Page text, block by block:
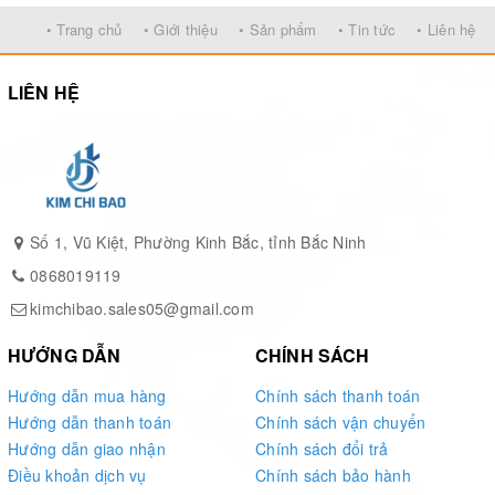
• Trang chủ • Giới thiệu • Sản phẩm • Tin tức • Liên hệ
LIÊN HỆ
Số 1, Vũ Kiệt, Phường Kinh Bắc, tỉnh Bắc Ninh
0868019119
kimchibao.sales05@gmail.com
HƯỚNG DẪN
Hướng dẫn mua hàng
Hướng dẫn thanh toán
Hướng dẫn giao nhận
Điều khoản dịch vụ
CHÍNH SÁCH
Chính sách thanh toán
Chính sách vận chuyển
Chính sách đổi trả
Chính sách bảo hành